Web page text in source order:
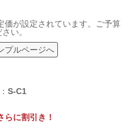
価が設定されています。ご予算
い。
プルページへ
S-C1
らに割引き！